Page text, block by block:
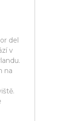
del
v
na